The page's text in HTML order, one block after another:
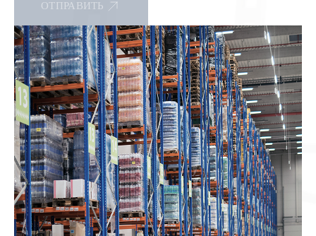
ОТПРАВИТЬ